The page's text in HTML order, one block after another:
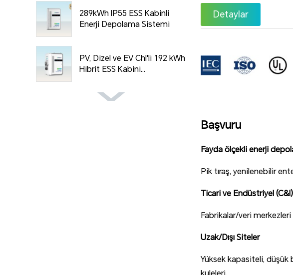
289kWh IP55 ESS Kabinli
Enerji Depolama Sistemi
PV, Dizel ve EV Chl'li 192 kWh
Hibrit ESS Kabini...
96kWh Sıvı Soğutmalı Hibrit
Detaylar
Başvuru
Fayda ölçekli enerji
Pik tıraş, yenilenebilir
Ticari ve Endüstriyel (C&I)
Fabrikalar/veri
Uzak/Dışı Siteler
Yüksek kapasiteli, düşük
kuleleri.